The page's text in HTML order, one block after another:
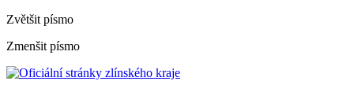
Zvětšit písmo
Zmenšit písmo